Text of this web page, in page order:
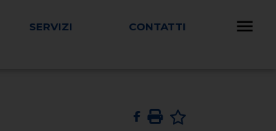
SERVIZI CONTATTI